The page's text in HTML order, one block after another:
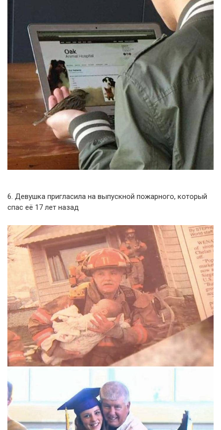
6. Девушка пригласила на выпускной пожарного, который
спас её 17 лет назад